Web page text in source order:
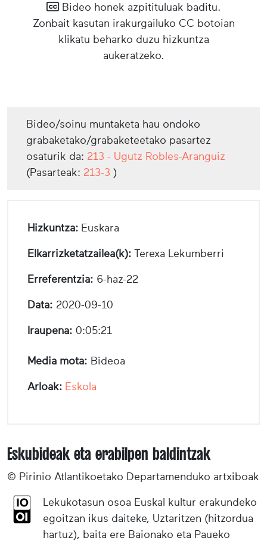
Bideo honek azpitituluak baditu.
Zonbait kasutan irakurgailuko CC botoian
klikatu beharko duzu hizkuntza
aukeratzeko.
Bideo/soinu muntaketa hau ondoko
grabaketako/grabaketeetako pasartez
osaturik da: 213 - Ugutz Robles-Aranguiz
(Pasarteak: 213-3 )
Hizkuntza: Euskara
Elkarrizketatzailea(k): Terexa Lekumberri
Erreferentzia: 6-haz-22
Data: 2020-09-10
Iraupena: 0:05:21
Media mota: Bideoa
Arloak: Eskola
Eskubideak eta erabilpen baldintzak
© Pirinio Atlantikoetako Departamenduko artxiboak
Lekukotasun osoa Euskal kultur erakundeko
egoitzan ikus daiteke, Uztaritzen (hitzordua
hartuz), baita ere Baionako eta Paueko